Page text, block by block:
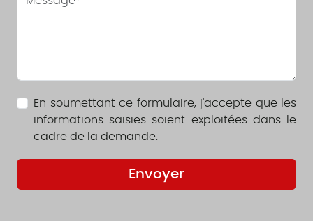
En soumettant ce formulaire, j'accepte que les
informations saisies soient exploitées dans le
cadre de la demande.